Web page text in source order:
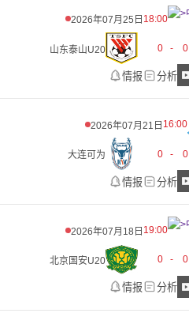
2026年07月25日 18:00
山东泰山U20 0 - 0
情报 分析
2026年07月21日 16:00
大连可为 0 - 0
情报 分析
2026年07月18日 19:00
北京国安U20 0 - 0
情报 分析